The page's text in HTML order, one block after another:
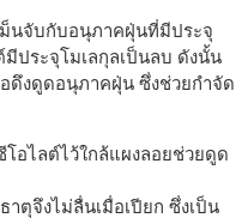
นจับกับอนุภาคฝุ่นที่มีประจุ
มีประจุโมเลกุลเป็นลบ ดังนั้น
ดึงดูดอนุภาคฝุ่น ซึ่งช่วยกำจัด
อไลต์ไว้ใกล้แผงลอยช่วยดูด
ตุจึงไม่ลื่นเมื่อเปียก ซึ่งเป็น